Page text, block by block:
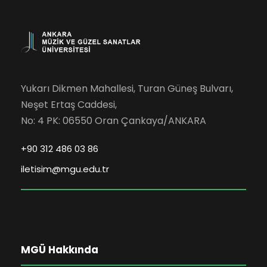
Yukarı Dikmen Mahallesi, Turan Güneş Bulvarı,
Neşet Ertaş Caddesi,
No: 4 PK: 06550 Oran Çankaya/ANKARA
+90 312 486 03 86
iletisim@mgu.edu.tr
MGÜ Hakkında